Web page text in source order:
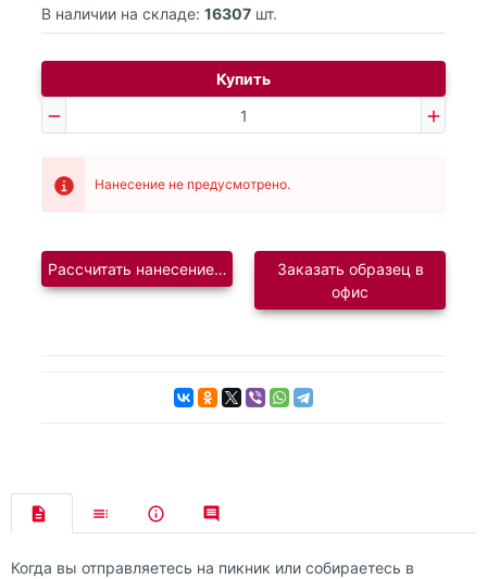
В наличии на складе: 16307 шт.
Купить
Нанесение не предусмотрено.
Рассчитать нанесение логотипаЗаказать образец в
офис
Когда вы отправляетесь на пикник или собираетесь в